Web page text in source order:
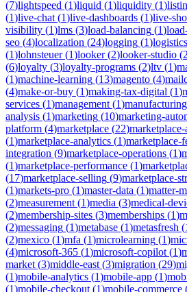
(7)lightspeed (1)liquid (1)liquidity (1)
(1)live-chat (1)live-dashboards (1)live-
visibility (1)lms (3)load-balancing (1)
seo (4)localization (24)logging (1)logistics
(1)lohnsteuer(1)looker(2)looker-studio (2
(6)loyalty (3)loyalty-programs (2)ltv (1)
(1)machine-learning (13)magento (4)
(4)make-or-buy (1)making-tax-digital (1)
services (1)management (1)manufacturing
analysis (1)marketing (10)marketing-
platform (4)marketplace (22)
(1)marketplace-analytics (1)marketplace-
integration (9)marketplace-operations (1)
(1)marketplace-performance (1)
(17)marketplace-selling (9)marketplace-
(1)markets-pro (1)master-data (1)matter-
(2)measurement (1)media (3)medical-
(2)membership-sites (3)memberships (1)
(2)messaging (1)metabase (1)metasfresh (
(2)mexico (1)mfa (1)microlearning (1)
(4)microsoft-365 (1)microsoft-copilot (1)
market (3)middle-east (3)migration (29)
(1)mobile-analytics (1)mobile-app (1)
(1)mobile-checkout (1)mobile-commerce